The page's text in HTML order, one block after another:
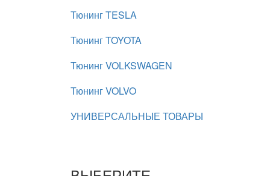
Тюнинг TESLA
Тюнинг TOYOTA
Тюнинг VOLKSWAGEN
Тюнинг VOLVO
УНИВЕРСАЛЬНЫЕ ТОВАРЫ